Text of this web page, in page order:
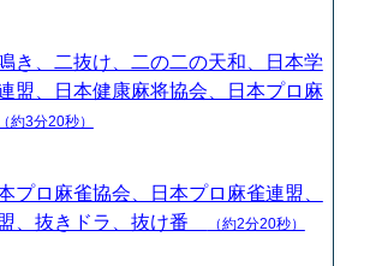
き、二抜け、二の二の天和、日本学
盟、日本健康麻将協会、日本プロ麻
（約3分20秒）
プロ麻雀協会、日本プロ麻雀連盟、
、抜きドラ、抜け番
（約2分20秒）